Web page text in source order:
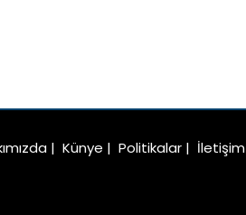
| Künye | Politikalar | İletişim